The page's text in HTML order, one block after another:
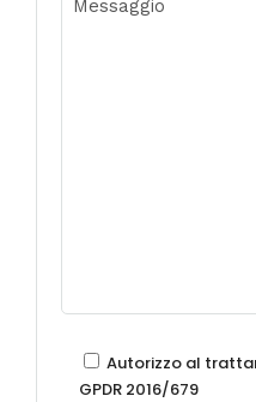
Autorizzo al
GPDR 2016/679